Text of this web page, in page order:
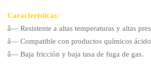
Características:
â— Resistente a altas temperaturas y altas
â— Compatible con productos químicos
â— Baja fricción y baja tasa de fuga de gas.